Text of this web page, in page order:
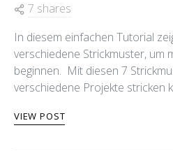
7 shares
In diesem einfachen Tutorial
verschiedene Strickmuster, um
beginnen. Mit diesen 7
verschiedene Projekte stricken
VIEW POST